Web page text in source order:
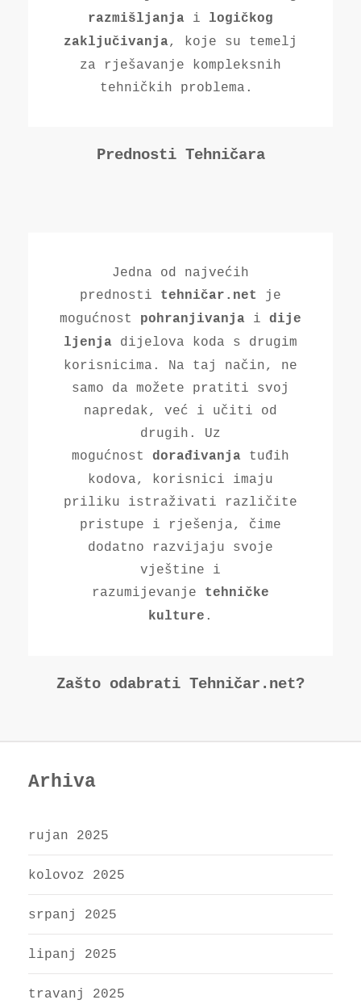
razmišljanja i logičkog
zaključivanja, koje su temelj
za rješavanje kompleksnih
tehničkih problema.
Prednosti Tehničara
Jedna od najvećih
prednosti tehničar.net
je
mogućnost pohranjivanja i dije
ljenja dijelova koda s drugim
korisnicima. Na taj način, ne
samo da možete pratiti svoj
napredak, već i učiti od
drugih. Uz
mogućnost dorađivanja tuđih
kodova, korisnici imaju
priliku istraživati različite
pristupe i rješenja, čime
dodatno razvijaju svoje
vještine i
razumijevanje tehničke
kulture .
Zašto odabrati Tehničar.net?
Arhiva
rujan 2025
kolovoz 2025
srpanj 2025
lipanj 2025
travanj 2025